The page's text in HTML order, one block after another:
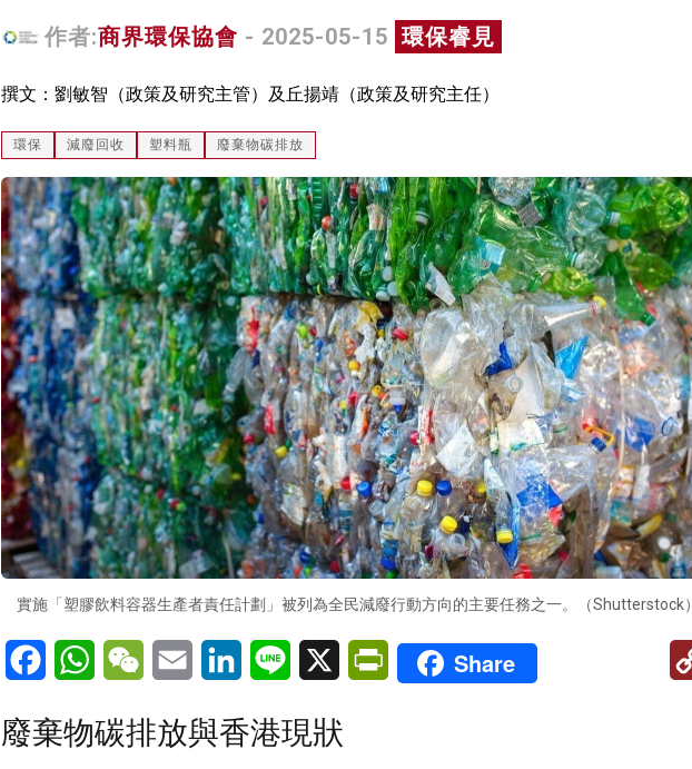
作者:商界環保協會 - 2025-05-15 環保睿見
撰文：劉敏智（政策及研究主管）及丘揚靖（政策及研究主任）
環保 減廢回收 塑料瓶 廢棄物碳排放
實施「塑膠飲料容器生產者責任計劃」被列為全民減廢行動方向的主要任務之一。（Shutterstock）
FacebookWhatsAppWeChatEmail LinkedInLine X PrintFriendly
Share
廢棄物碳排放與香港現狀